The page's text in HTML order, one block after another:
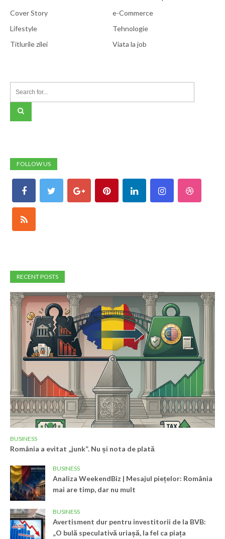
Cover Story
e-Commerce
Lifestyle
Tehnologie
Titlurile zilei
Viata la job
FOLLOW US
RECENT POSTS
BUSINESS
România a evitat „junk”. Nu și nota de plată
BUSINESS
Analiza WeekendBiz | Mesajul piețelor: România
mai are timp, dar nu mult
BUSINESS
Avertisment dur pentru investitorii de la BVB:
„O bulă speculativă uriașă, la fel ca piața